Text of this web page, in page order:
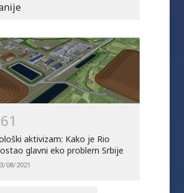
61
aktivizam: Kako je Rio
glavni eko problem Srbije
08/2021